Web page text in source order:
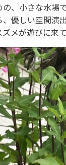
、小さな水場で
優しい空間演出
メが遊びに来